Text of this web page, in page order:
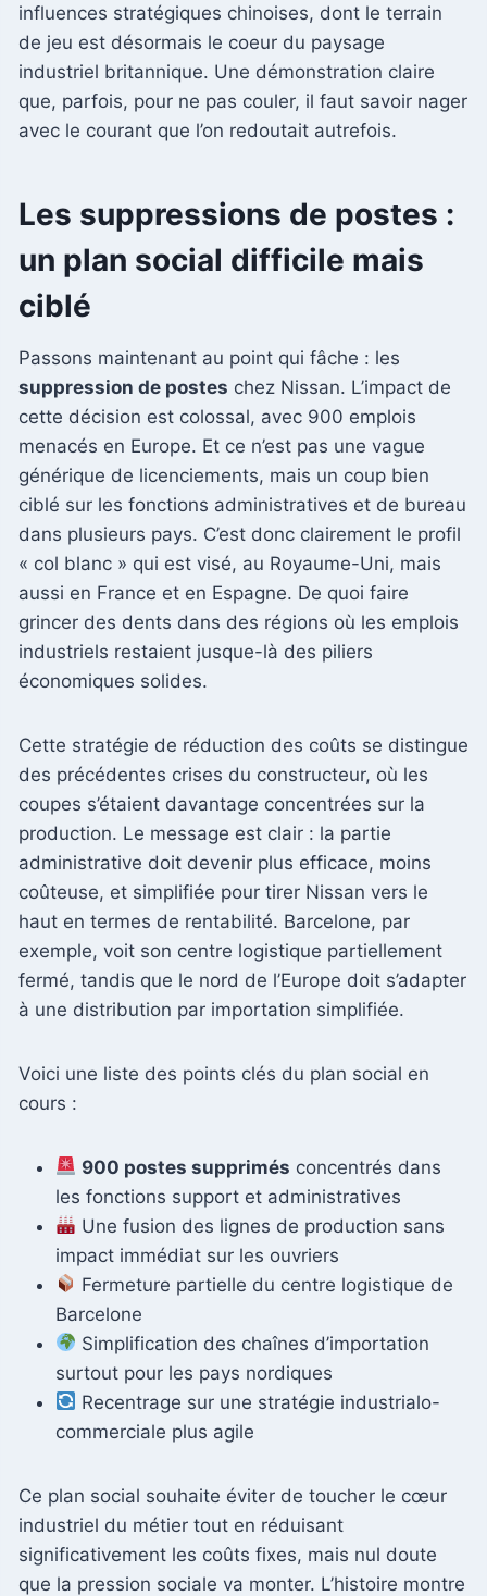
influences stratégiques chinoises, dont le terrain
de jeu est désormais le coeur du paysage
industriel britannique. Une démonstration claire
que, parfois, pour ne pas couler, il faut savoir nager
avec le courant que l’on redoutait autrefois.
Les suppressions de postes :
un plan social difficile mais
ciblé
Passons maintenant au point qui fâche : les
suppression de postes chez Nissan. L’impact de
cette décision est colossal, avec 900 emplois
menacés en Europe. Et ce n’est pas une vague
générique de licenciements, mais un coup bien
ciblé sur les fonctions administratives et de bureau
dans plusieurs pays. C’est donc clairement le profil
« col blanc » qui est visé, au Royaume-Uni, mais
aussi en France et en Espagne. De quoi faire
grincer des dents dans des régions où les emplois
industriels restaient jusque-là des piliers
économiques solides.
Cette stratégie de réduction des coûts se distingue
des précédentes crises du constructeur, où les
coupes s’étaient davantage concentrées sur la
production. Le message est clair : la partie
administrative doit devenir plus efficace, moins
coûteuse, et simplifiée pour tirer Nissan vers le
haut en termes de rentabilité. Barcelone, par
exemple, voit son centre logistique partiellement
fermé, tandis que le nord de l’Europe doit s’adapter
à une distribution par importation simplifiée.
Voici une liste des points clés du plan social en
cours :
900 postes supprimés concentrés dans
les fonctions support et administratives
Une fusion des lignes de production sans
impact immédiat sur les ouvriers
Fermeture partielle du centre logistique de
Barcelone
Simplification des chaînes d’importation
surtout pour les pays nordiques
Recentrage sur une stratégie industrialo-
commerciale plus agile
Ce plan social souhaite éviter de toucher le cœur
industriel du métier tout en réduisant
significativement les coûts fixes, mais nul doute
que la pression sociale va monter. L’histoire montre